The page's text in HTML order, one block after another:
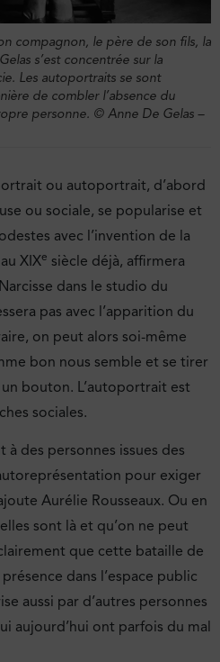
compagnon, le père de son fils, la
s’est concentrée sur la
Les autoportraits se sont
de combler l’absence du
personne. © Anne De Gelas –
ou autoportrait, d’abord
ou sociale, se popularise et
avec l’invention de la
XIXe siècle déjà, affirmera
dans le studio du
pas avec l’apparition du
on peut alors soi-même
bon nous semble et se tirer
bouton. L’autoportrait est
sociales.
à des personnes issues des
pour exiger
Aurélie Rousseaux. Ou en
sont là et qu’on ne peut
que cette bataille de
dans l’espace public
aussi par d’autres personnes
aujourd’hui ont parfois du mal